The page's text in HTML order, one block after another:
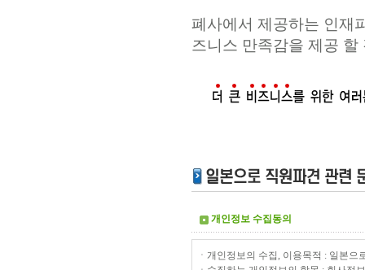
폐사에서 제공하는 인재
즈니스 만족감을 제공
개인정보 수집동의
ㆍ개인정보의 수집, 이용목적 : 일본으